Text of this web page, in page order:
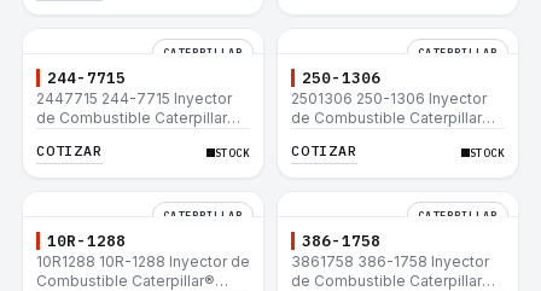
CATERPILLAR
244-7715
2447715 244-7715 Inyector
de Combustible Caterpillar®
980H
COTIZAR STOCK
CATERPILLAR
250-1306
2501306 250-1306 Inyector
de Combustible Caterpillar®
3516C 854G 992G
COTIZAR STOCK
CATERPILLAR
10R-1288
10R1288 10R-1288 Inyector de
Combustible Caterpillar®
CATERPILLAR
386-1758
3861758 386-1758 Inyector
de Combustible Caterpillar®